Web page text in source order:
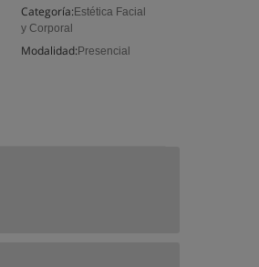
Categoría: Estética Facial
y Corporal
Modalidad: Presencial